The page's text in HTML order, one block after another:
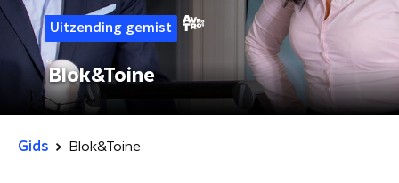
Uitzending gemist
Blok&Toine
Gids Blok&Toine